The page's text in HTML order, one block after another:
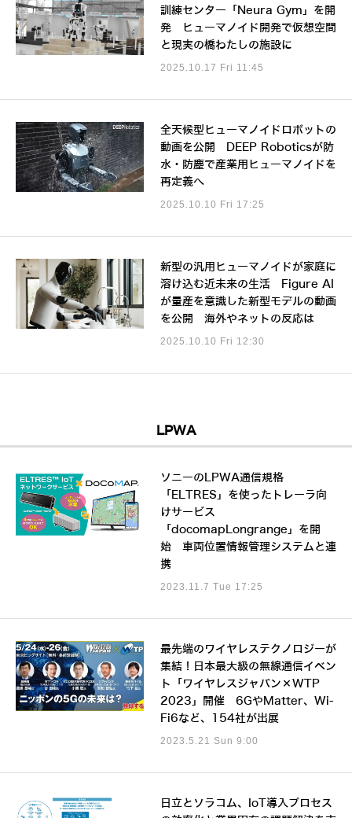
訓練センター「Neura Gym」を開
発 ヒューマノイド開発で仮想空間
と現実の橋わたしの施設に
2025.10.17 Fri 11:45
全天候型ヒューマノイドロボットの
動画を公開 DEEP Roboticsが防
水・防塵で産業用ヒューマノイドを
再定義へ
2025.10.10 Fri 17:25
新型の汎用ヒューマノイドが家庭に
溶け込む近未来の生活 Figure AI
が量産を意識した新型モデルの動画
を公開 海外やネットの反応は
2025.10.10 Fri 12:30
LPWA
ソニーのLPWA通信規格
「ELTRES」を使ったトレーラ向
けサービス
「docomapLongrange」を開
始 車両位置情報管理システムと連
携
2023.11.7 Tue 17:25
最先端のワイヤレステクノロジーが
集結！日本最大級の無線通信イベン
ト「ワイヤレスジャパン×WTP
2023」開催 6GやMatter、Wi-
Fi6など、154社が出展
2023.5.21 Sun 9:00
日立とソラコム、IoT導入プロセス